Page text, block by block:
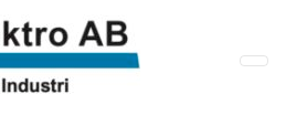
tjänster